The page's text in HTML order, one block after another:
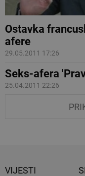
Ostavka
afere
29.05.2011 17:26
Seks-afera
25.04.2011 22:26
VIJESTI